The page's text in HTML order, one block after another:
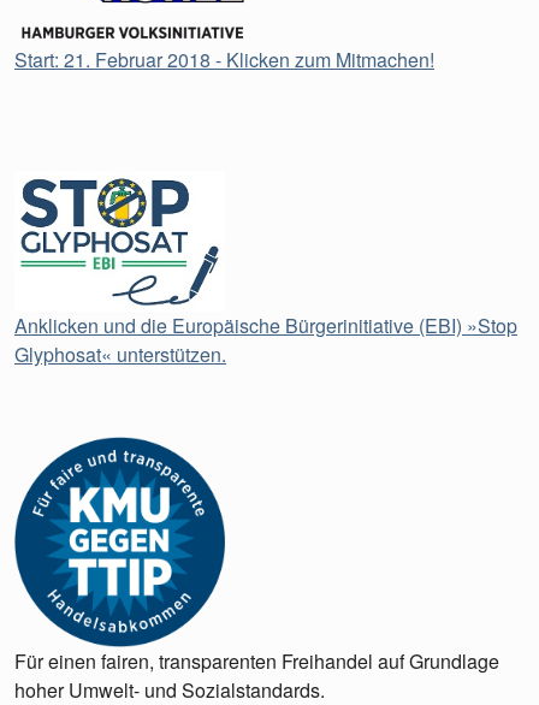
Start: 21. Februar 2018 - Klicken zum Mitmachen!
Anklicken und die Europäische Bürgerinitiative (EBI) »Stop
Glyphosat« unterstützen.
Für einen fairen, transparenten Freihandel auf Grundlage
hoher Umwelt- und Sozialstandards.